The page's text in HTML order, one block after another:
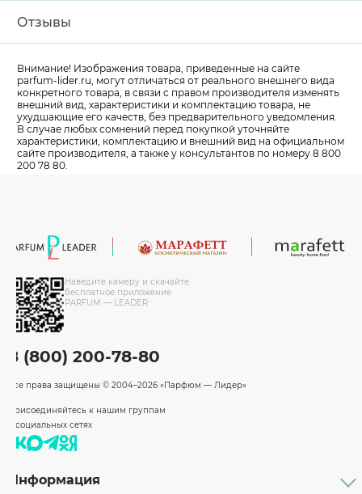
Отзывы
Внимание! Изображения товара, приведенные на сайте
parfum-lider.ru, могут отличаться от реального внешнего вида
конкретного товара, в связи с правом производителя изменять
внешний вид, характеристики и комплектацию товара, не
ухудшающие его качеств, без предварительного уведомления.
В случае любых сомнений перед покупкой уточняйте
характеристики, комплектацию и внешний вид на официальном
сайте производителя, а также у консультантов по номеру 8 800
200 78 80.
Наведите камеру и скачайте
бесплатное приложение
PARFUM — LEADER
8 (800) 200-78-80
Все права защищены © 2004–2026 «Парфюм — Лидер»
Присоединяйтесь к нашим группам
в социальных сетях
Информация